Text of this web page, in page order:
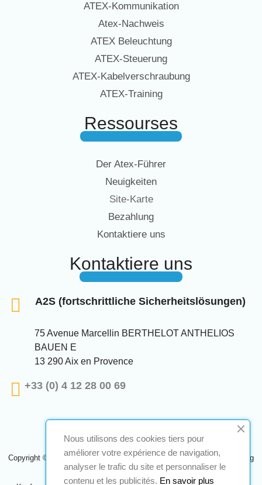
ATEX-Kommunikation
Atex-Nachweis
ATEX Beleuchtung
ATEX-Steuerung
ATEX-Kabelverschraubung
ATEX-Training
Ressourses
Der Atex-Führer
Neuigkeiten
Site-Karte
Bezahlung
Kontaktiere uns
Kontaktiere uns
A2S (fortschrittliche Sicherheitslösungen)
75 Avenue Marcellin BERTHELOT ANTHELIOS
BAUEN E
13 290 Aix en Provence
+33 (0) 4 12 28 00 69
Copyright © 2024 A2S ATEX. Alle Rechte vorbehalten. Eine Realisierung
Navilog
Nous utilisons des cookies tiers pour
améliorer votre expérience de navigation,
analyser le trafic du site et personnaliser le
contenu et les publicités. En savoir plus